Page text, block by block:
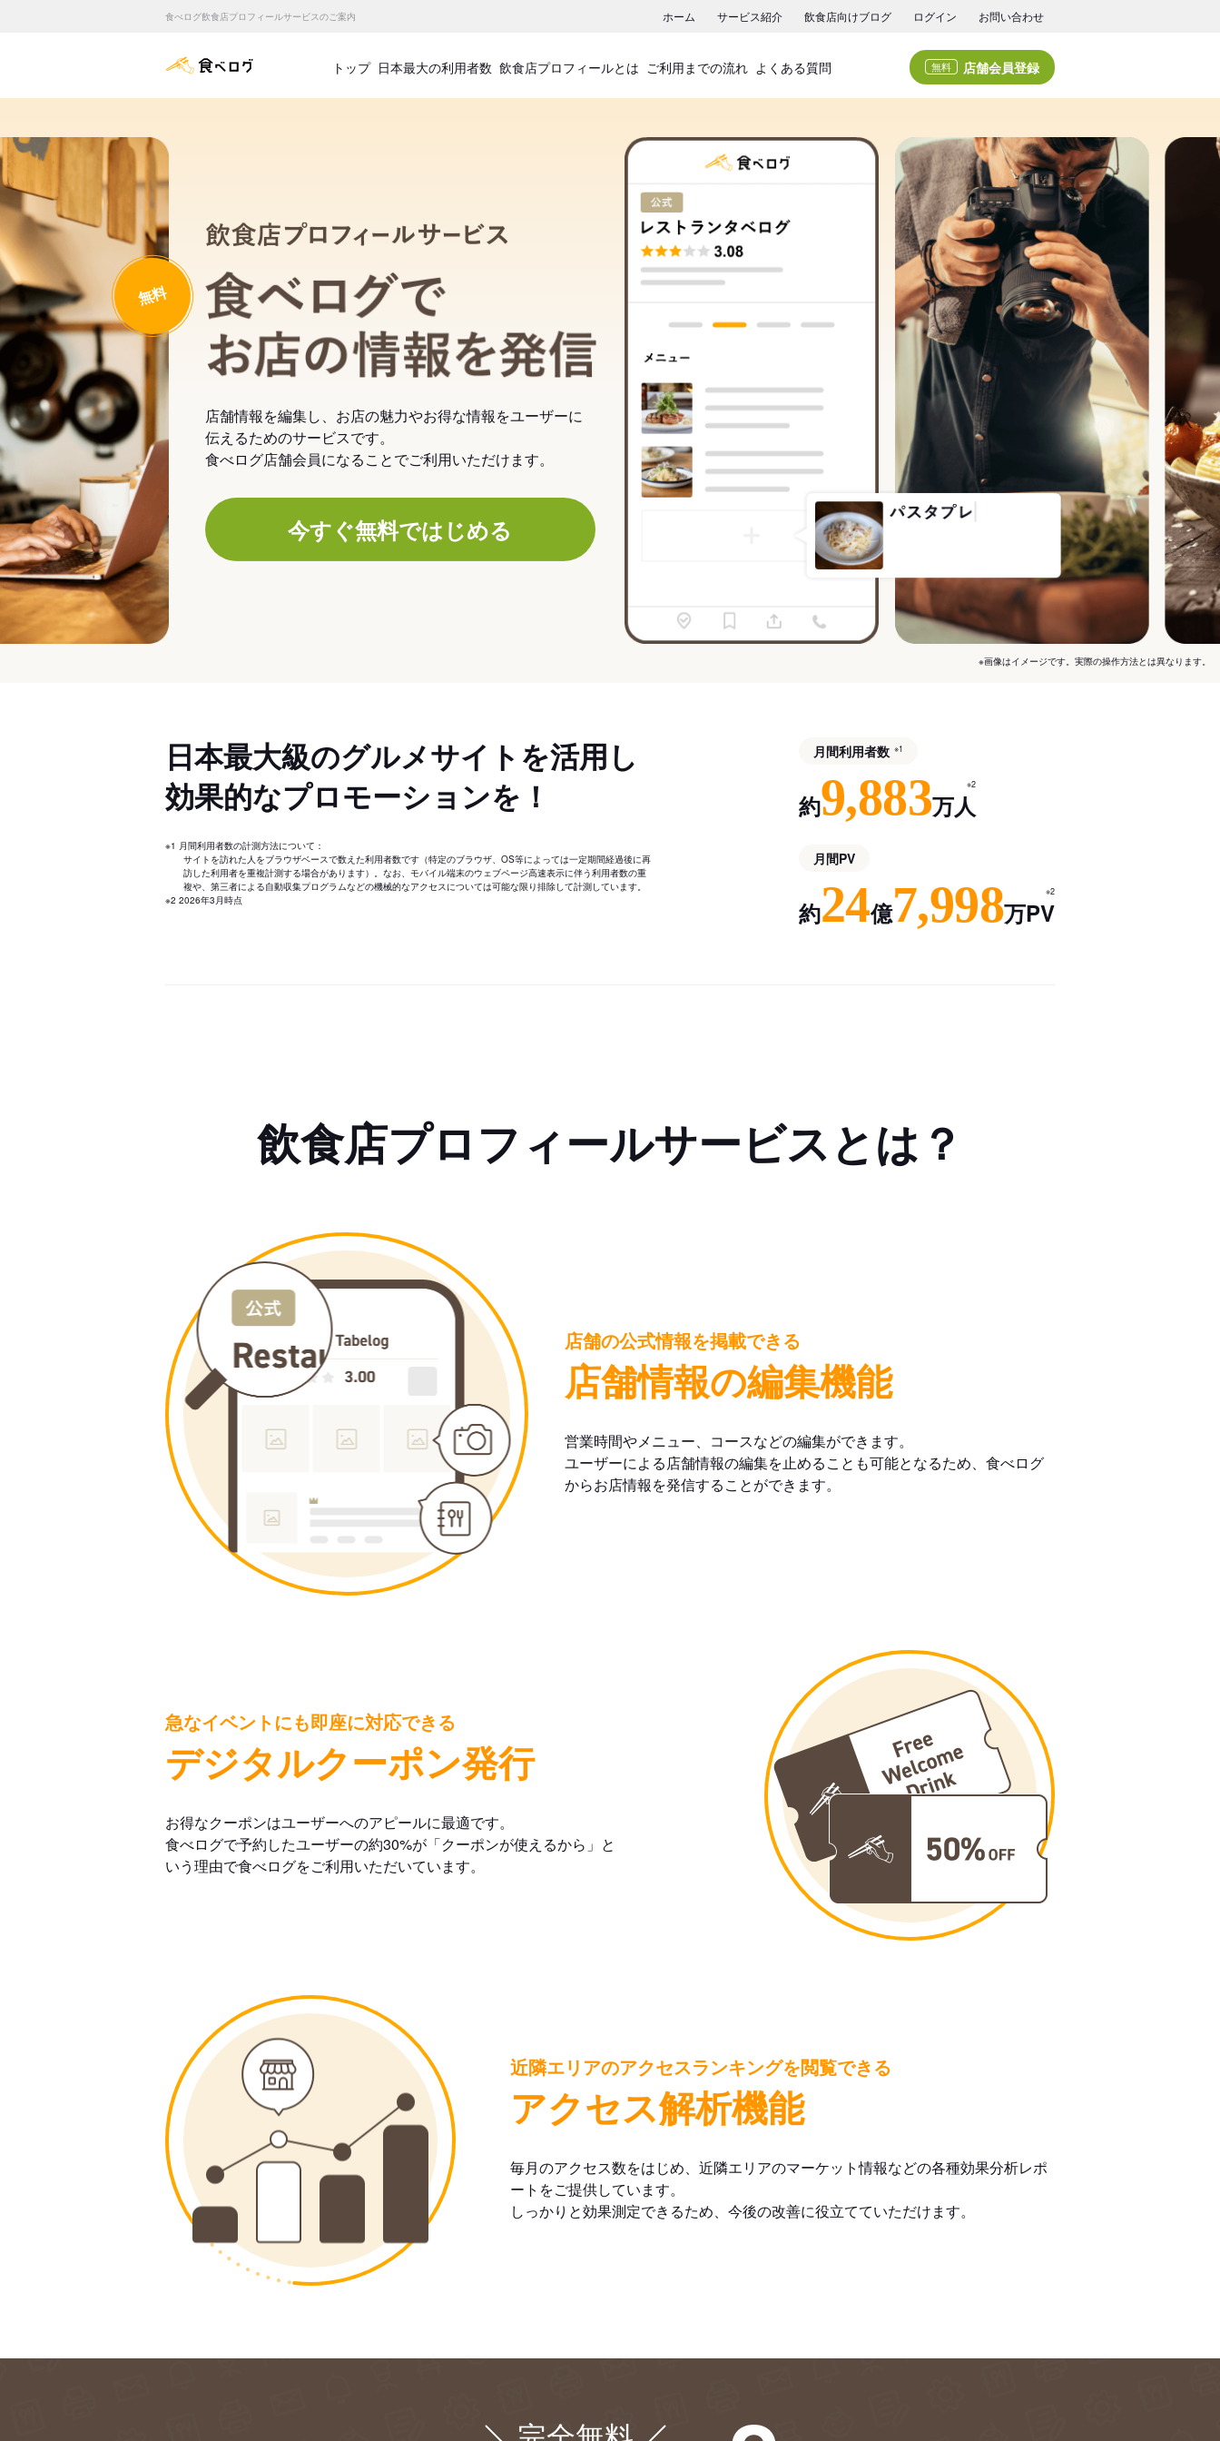
食べログ飲食店プロフィールサービスのご案内 ホーム サービス紹介 飲食店向けブログ ログイン お問い合わせ
食べログ店舗管理画面
トップ 日本最大の利用者数 飲食店プロフィールとは ご利用までの流れ よくある質問 無料 店舗会員登録
飲食店プロフィールサービス
食べログでお店の情報を発信
無料
店舗情報を編集し、お店の魅力やお得な情報をユーザーに
伝えるためのサービスです。
食べログ店舗会員になることでご利用いただけます。
今すぐ無料ではじめる
※画像はイメージです。実際の操作方法とは異なります。
日本最大級のグルメサイトを活用し
効果的なプロモーションを！
※1 月間利用者数の計測方法について：
サイトを訪れた人をブラウザベースで数えた利用者数です（特定のブラウザ、OS等によっては一定期間経過後に再
訪した利用者を重複計測する場合があります）。なお、モバイル端末のウェブページ高速表示に伴う利用者数の重
複や、第三者による自動収集プログラムなどの機械的なアクセスについては可能な限り排除して計測しています。
※2 2026年3月時点
月間利用者数 ※1
約9,883万人
※2
月間PV
約24億7,998万PV
※2
飲食店プロフィールサービスとは？
店舗の公式情報を掲載できる
店舗情報の編集機能
営業時間やメニュー、コースなどの編集ができます。
ユーザーによる店舗情報の編集を止めることも可能となるため、食べログ
からお店情報を発信することができます。
急なイベントにも即座に対応できる
デジタルクーポン発行
お得なクーポンはユーザーへのアピールに最適です。
食べログで予約したユーザーの約30%が「クーポンが使えるから」と
いう理由で食べログをご利用いただいています。
近隣エリアのアクセスランキングを閲覧できる
アクセス解析機能
毎月のアクセス数をはじめ、近隣エリアのマーケット情報などの各種効果分析レポ
ートをご提供しています。
しっかりと効果測定できるため、今後の改善に役立てていただけます。